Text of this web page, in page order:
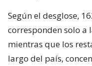
Según el desglose,
corresponden solo
mientras que los
largo del país,